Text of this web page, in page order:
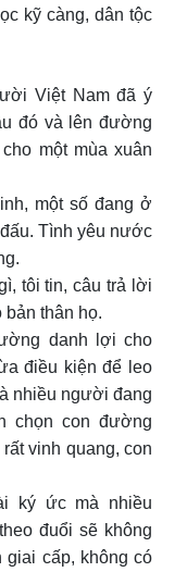
kỹ càng, dân tộc
Việt Nam đã ý
đó và lên đường
một mùa xuân
một số đang ở
Tình yêu nước
tôi tin, câu trả lời
thân họ.
danh lợi cho
điều kiện để leo
nhiều người đang
chọn con đường
vinh quang, con
ký ức mà nhiều
đuổi sẽ không
giai cấp, không có